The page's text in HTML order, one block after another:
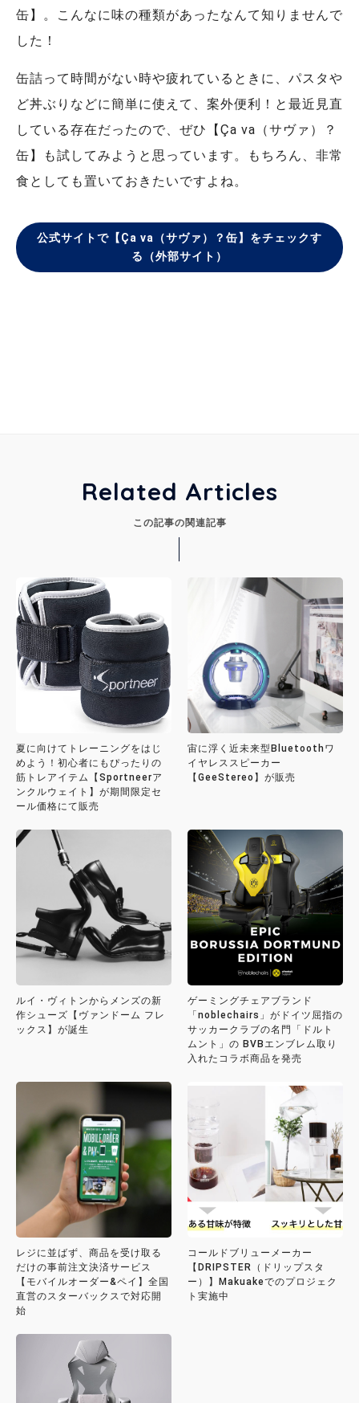
缶】。こんなに味の種類があったなんて知りませんで
した！
缶詰って時間がない時や疲れているときに、パスタや
ど丼ぶりなどに簡単に使えて、案外便利！と最近見直
している存在だったので、ぜひ【Ça va（サヴァ）？
缶】も試してみようと思っています。もちろん、非常
食としても置いておきたいですよね。
公式サイトで【Ça va（サヴァ）？缶】をチェックす
る（外部サイト）
Related Articles
この記事の関連記事
夏に向けてトレーニングをはじ
めよう！初心者にもぴったりの
筋トレアイテム【Sportneerア
ンクルウェイト】が期間限定セ
ール価格にて販売
宙に浮く近未来型Bluetoothワ
イヤレススピーカー
【GeeStereo】が販売
ルイ・ヴィトンからメンズの新
作シューズ【ヴァンドーム フレ
ックス】が誕生
ゲーミングチェアブランド
「noblechairs」がドイツ屈指の
サッカークラブの名門「ドルト
ムント」の BVBエンブレム取り
入れたコラボ商品を発売
レジに並ばず、商品を受け取る
だけの事前注文決済サービス
【モバイルオーダー&ペイ】全国
直営のスターバックスで対応開
始
コールドブリューメーカー
【DRIPSTER（ドリップスタ
ー）】Makuakeでのプロジェク
ト実施中